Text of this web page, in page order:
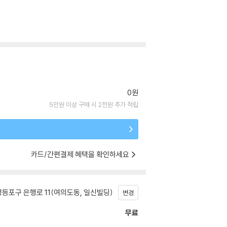
0원
5만원 이상 구매 시 2천원 추가 적립
카드/간편결제 혜택을 확인하세요
포구 은행로 11(여의도동, 일신빌딩) 변경
무료